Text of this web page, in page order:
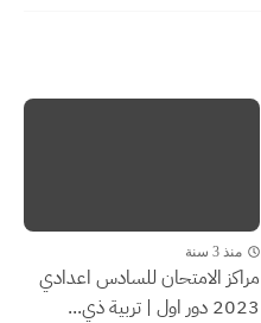
منذ 3 سنة
مراكز الامتحان للسادس اعدادي
2023 دور اول | تربية ذي...